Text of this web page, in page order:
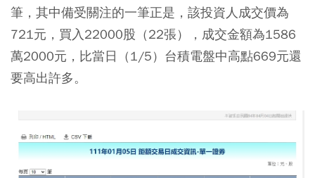
筆，其中備受關注的一筆正是，該投資人成交價為
721元，買入22000股（22張），成交金額為1586
萬2000元 ，比當日（1/5）台積電盤中高點669元還
要高出許多。